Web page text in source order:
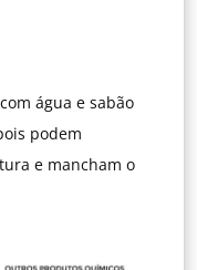
água e sabão
podem
e mancham o